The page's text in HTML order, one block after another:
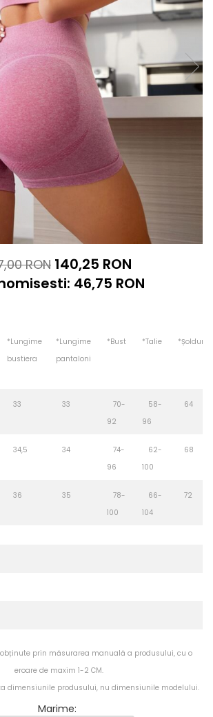
RON 140,25 RON
46,75 RON
*Lungime
bustiera
*Lungime
pantaloni
*Bust *Talie *Șolduri
33 33
70-
92
58-
96
64
34,5 34
74-
96
62-
100
68
36 35
78-
100
66-
104
72
prin măsurarea manuală a produsului, cu o
eroare de maxim 1-2 CM.
dimensiunile produsului, nu dimensiunile modelului.
Marime: